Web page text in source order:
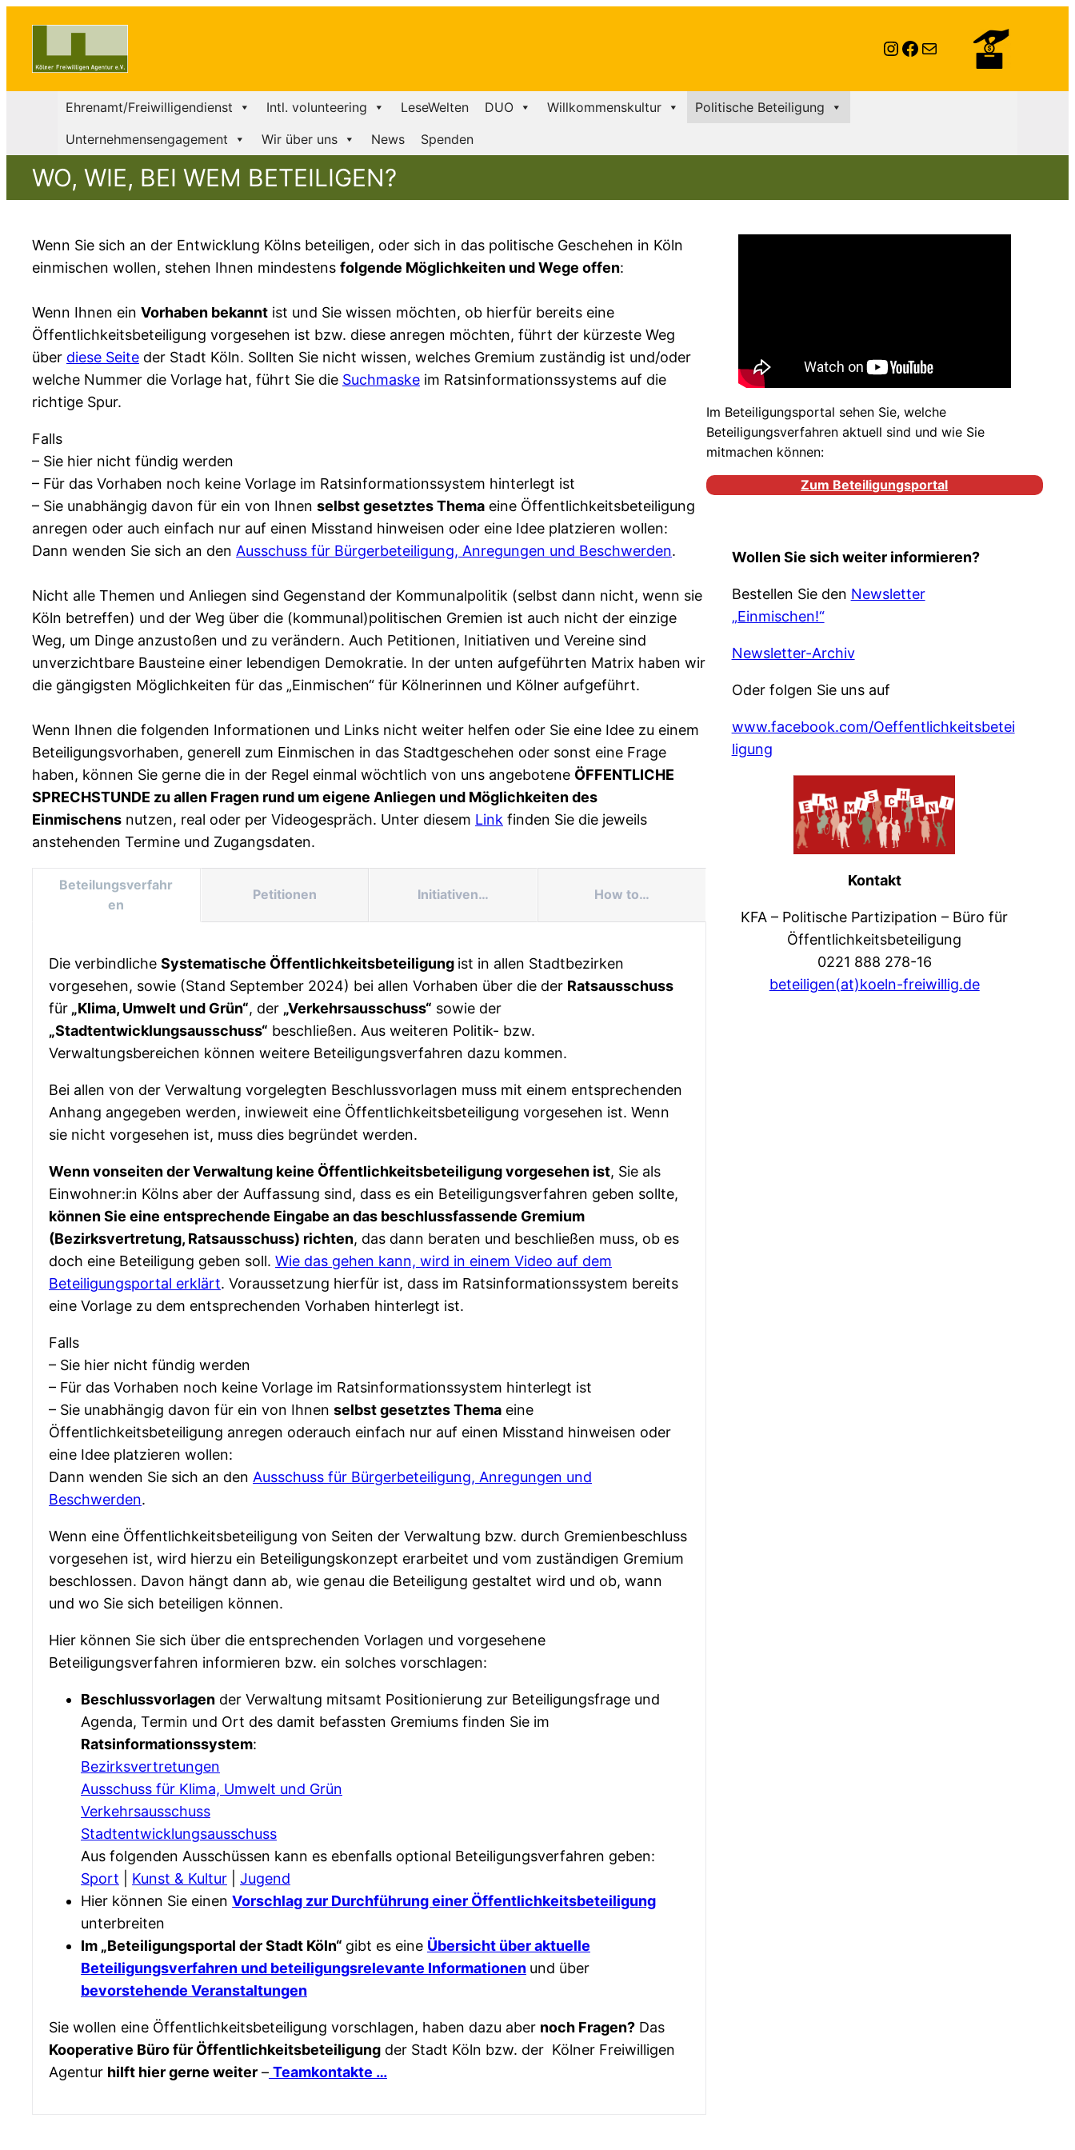
Instagram
Facebook
E-Mail
Ehrenamt/Freiwilligendienst Intl. volunteering LeseWelten DUO Willkommenskultur
Politische Beteiligung
Unternehmensengagement
Wir über uns News Spenden
WO, WIE, BEI WEM BETEILIGEN?
Wenn Sie sich an der Entwicklung Kölns beteiligen, oder sich in das politische Geschehen in Köln
einmischen wollen, stehen Ihnen mindestens folgende Möglichkeiten und Wege offen:
Wenn Ihnen ein Vorhaben bekannt ist und Sie wissen möchten, ob hierfür bereits eine
Öffentlichkeitsbeteiligung vorgesehen ist bzw. diese anregen möchten, führt der kürzeste Weg
über diese Seite der Stadt Köln. Sollten Sie nicht wissen, welches Gremium zuständig ist und/oder
welche Nummer die Vorlage hat, führt Sie die Suchmaske im Ratsinformationssystems auf die
richtige Spur.
Falls
– Sie hier nicht fündig werden
– Für das Vorhaben noch keine Vorlage im Ratsinformationssystem hinterlegt ist
– Sie unabhängig davon für ein von Ihnen selbst gesetztes Thema eine Öffentlichkeitsbeteiligung
anregen oder auch einfach nur auf einen Misstand hinweisen oder eine Idee platzieren wollen:
Dann wenden Sie sich an den Ausschuss für Bürgerbeteiligung, Anregungen und Beschwerden.
Nicht alle Themen und Anliegen sind Gegenstand der Kommunalpolitik (selbst dann nicht, wenn sie
Köln betreffen) und der Weg über die (kommunal)politischen Gremien ist auch nicht der einzige
Weg, um Dinge anzustoßen und zu verändern. Auch Petitionen, Initiativen und Vereine sind
unverzichtbare Bausteine einer lebendigen Demokratie. In der unten aufgeführten Matrix haben wir
die gängigsten Möglichkeiten für das „Einmischen“ für Kölnerinnen und Kölner aufgeführt.
Wenn Ihnen die folgenden Informationen und Links nicht weiter helfen oder Sie eine Idee zu einem
Beteiligungsvorhaben, generell zum Einmischen in das Stadtgeschehen oder sonst eine Frage
haben, können Sie gerne die in der Regel einmal wöchtlich von uns angebotene ÖFFENTLICHE
SPRECHSTUNDE zu allen Fragen rund um eigene Anliegen und Möglichkeiten des
Einmischens nutzen, real oder per Videogespräch. Unter diesem Link finden Sie die jeweils
anstehenden Termine und Zugangsdaten.
Beteilungsverfahr
en
Petitionen Initiativen… How to…
Die verbindliche Systematische Öffentlichkeitsbeteiligung ist in allen Stadtbezirken
vorgesehen, sowie (Stand September 2024) bei allen Vorhaben über die der Ratsausschuss
für „Klima, Umwelt und Grün“, der „Verkehrsausschuss“ sowie der
„Stadtentwicklungsausschuss“ beschließen. Aus weiteren Politik- bzw.
Verwaltungsbereichen können weitere Beteiligungsverfahren dazu kommen.
Bei allen von der Verwaltung vorgelegten Beschlussvorlagen muss mit einem entsprechenden
Anhang angegeben werden, inwieweit eine Öffentlichkeitsbeteiligung vorgesehen ist. Wenn
sie nicht vorgesehen ist, muss dies begründet werden.
Wenn vonseiten der Verwaltung keine Öffentlichkeitsbeteiligung vorgesehen ist, Sie als
Einwohner:in Kölns aber der Auffassung sind, dass es ein Beteiligungsverfahren geben sollte,
können Sie eine entsprechende Eingabe an das beschlussfassende Gremium
(Bezirksvertretung, Ratsausschuss) richten, das dann beraten und beschließen muss, ob es
doch eine Beteiligung geben soll. Wie das gehen kann, wird in einem Video auf dem
Beteiligungsportal erklärt. Voraussetzung hierfür ist, dass im Ratsinformationssystem bereits
eine Vorlage zu dem entsprechenden Vorhaben hinterlegt ist.
Falls
– Sie hier nicht fündig werden
– Für das Vorhaben noch keine Vorlage im Ratsinformationssystem hinterlegt ist
– Sie unabhängig davon für ein von Ihnen selbst gesetztes Thema eine
Öffentlichkeitsbeteiligung anregen oderauch einfach nur auf einen Misstand hinweisen oder
eine Idee platzieren wollen:
Dann wenden Sie sich an den Ausschuss für Bürgerbeteiligung, Anregungen und
Beschwerden.
Wenn eine Öffentlichkeitsbeteiligung von Seiten der Verwaltung bzw. durch Gremienbeschluss
vorgesehen ist, wird hierzu ein Beteiligungskonzept erarbeitet und vom zuständigen Gremium
beschlossen. Davon hängt dann ab, wie genau die Beteiligung gestaltet wird und ob, wann
und wo Sie sich beteiligen können.
Hier können Sie sich über die entsprechenden Vorlagen und vorgesehene
Beteiligungsverfahren informieren bzw. ein solches vorschlagen:
Beschlussvorlagen der Verwaltung mitsamt Positionierung zur Beteiligungsfrage und
Agenda, Termin und Ort des damit befassten Gremiums finden Sie im
Ratsinformationssystem:
Bezirksvertretungen
Ausschuss für Klima, Umwelt und Grün
Verkehrsausschuss
Stadtentwicklungsausschuss
Aus folgenden Ausschüssen kann es ebenfalls optional Beteiligungsverfahren geben:
Sport
Kunst & Kultur
Jugend
Hier können Sie einen Vorschlag zur Durchführung einer Öffentlichkeitsbeteiligung
unterbreiten
Im „Beteiligungsportal der Stadt Köln“ gibt es eine Übersicht über aktuelle
Beteiligungsverfahren und beteiligungsrelevante Informationen und über
bevorstehende Veranstaltungen
Sie wollen eine Öffentlichkeitsbeteiligung vorschlagen, haben dazu aber noch Fragen? Das
Kooperative Büro für Öffentlichkeitsbeteiligung der Stadt Köln bzw. der Kölner Freiwilligen
Agentur hilft hier gerne weiter – Teamkontakte …
Im Beteiligungsportal sehen Sie, welche
Beteiligungsverfahren aktuell sind und wie Sie
mitmachen können:
Zum Beteiligungsportal
Wollen Sie sich weiter informieren?
Bestellen Sie den Newsletter
„Einmischen!“
Newsletter-Archiv
Oder folgen Sie uns auf
www.facebook.com/Oeffentlichkeitsbetei
ligung
Kontakt
KFA – Politische Partizipation – Büro für
Öffentlichkeitsbeteiligung
0221 888 278-16
beteiligen(at)koeln-freiwillig.de